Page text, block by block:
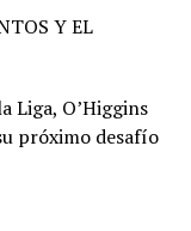
Y EL
Liga, O’Higgins
próximo desafío